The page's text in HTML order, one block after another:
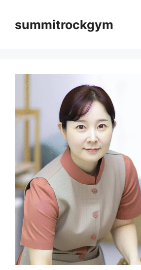
summitrockgym